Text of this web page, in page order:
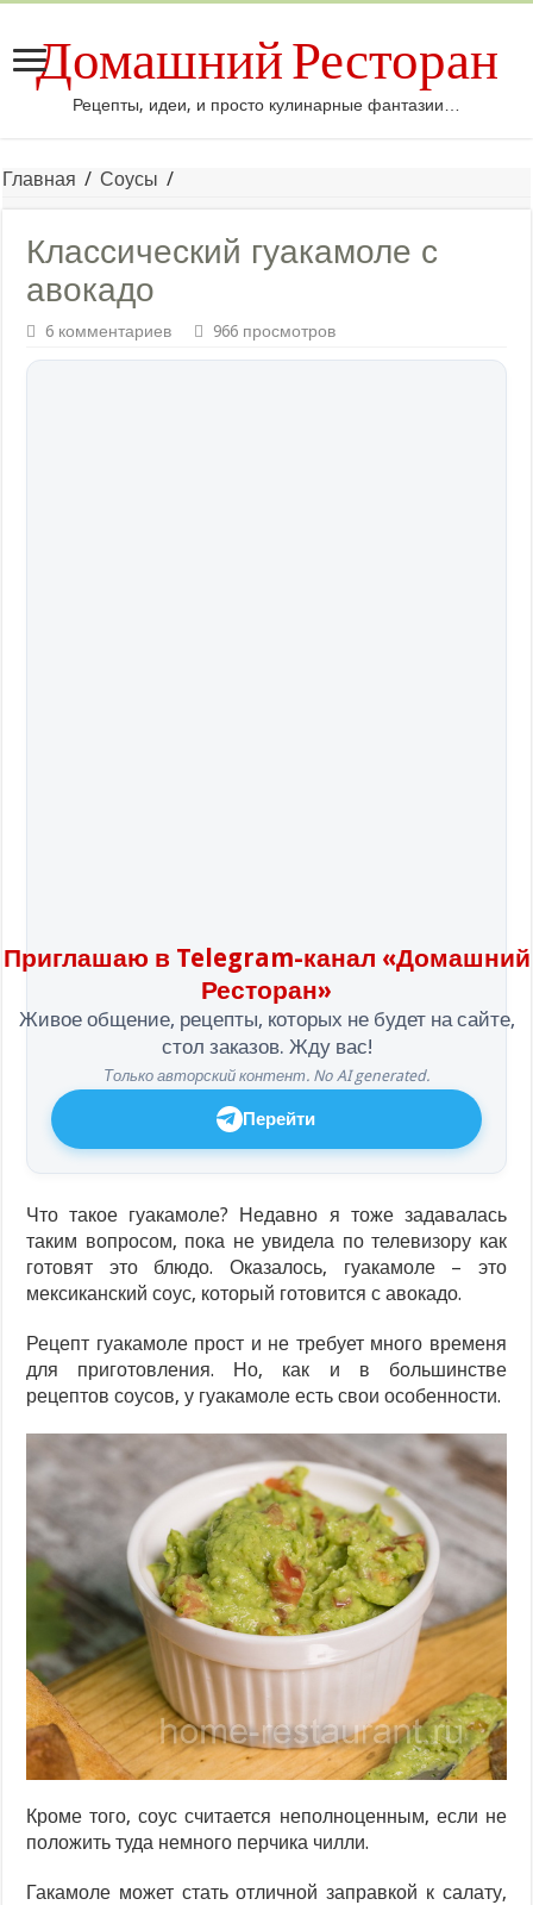
Домашний Ресторан
Рецепты, идеи, и просто кулинарные фантазии…
Главная / Соусы /
Классический гуакамоле с
авокадо
6 комментариев 966 просмотров
Приглашаю в Telegram-канал «Домашний
Ресторан»
Живое общение, рецепты, которых не будет на сайте,
стол заказов. Жду вас!
Только авторский контент. No AI generated.
Перейти
Что такое гуакамоле? Недавно я тоже задавалась
таким вопросом, пока не увидела по телевизору как
готовят это блюдо. Оказалось, гуакамоле – это
мексиканский соус, который готовится с авокадо.
Рецепт гуакамоле прост и не требует много временя
для приготовления. Но, как и в большинстве
рецептов соусов, у гуакамоле есть свои особенности.
Кроме того, соус считается неполноценным, если не
положить туда немного перчика чилли.
Гакамоле может стать отличной заправкой к салату,